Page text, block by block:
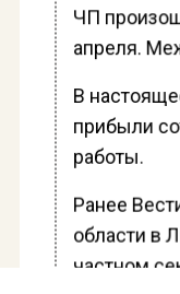
ЧП
апреля.
В
прибыли
работы.
Ранее
области в
частном